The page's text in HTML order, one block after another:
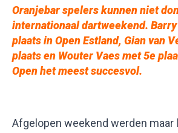
Oranjebar spelers kunnen niet
internationaal dartweekend.
plaats in Open Estland, Gian van
plaats en Wouter Vaes met 5e
Open het meest succesvol.
Afgelopen weekend werden